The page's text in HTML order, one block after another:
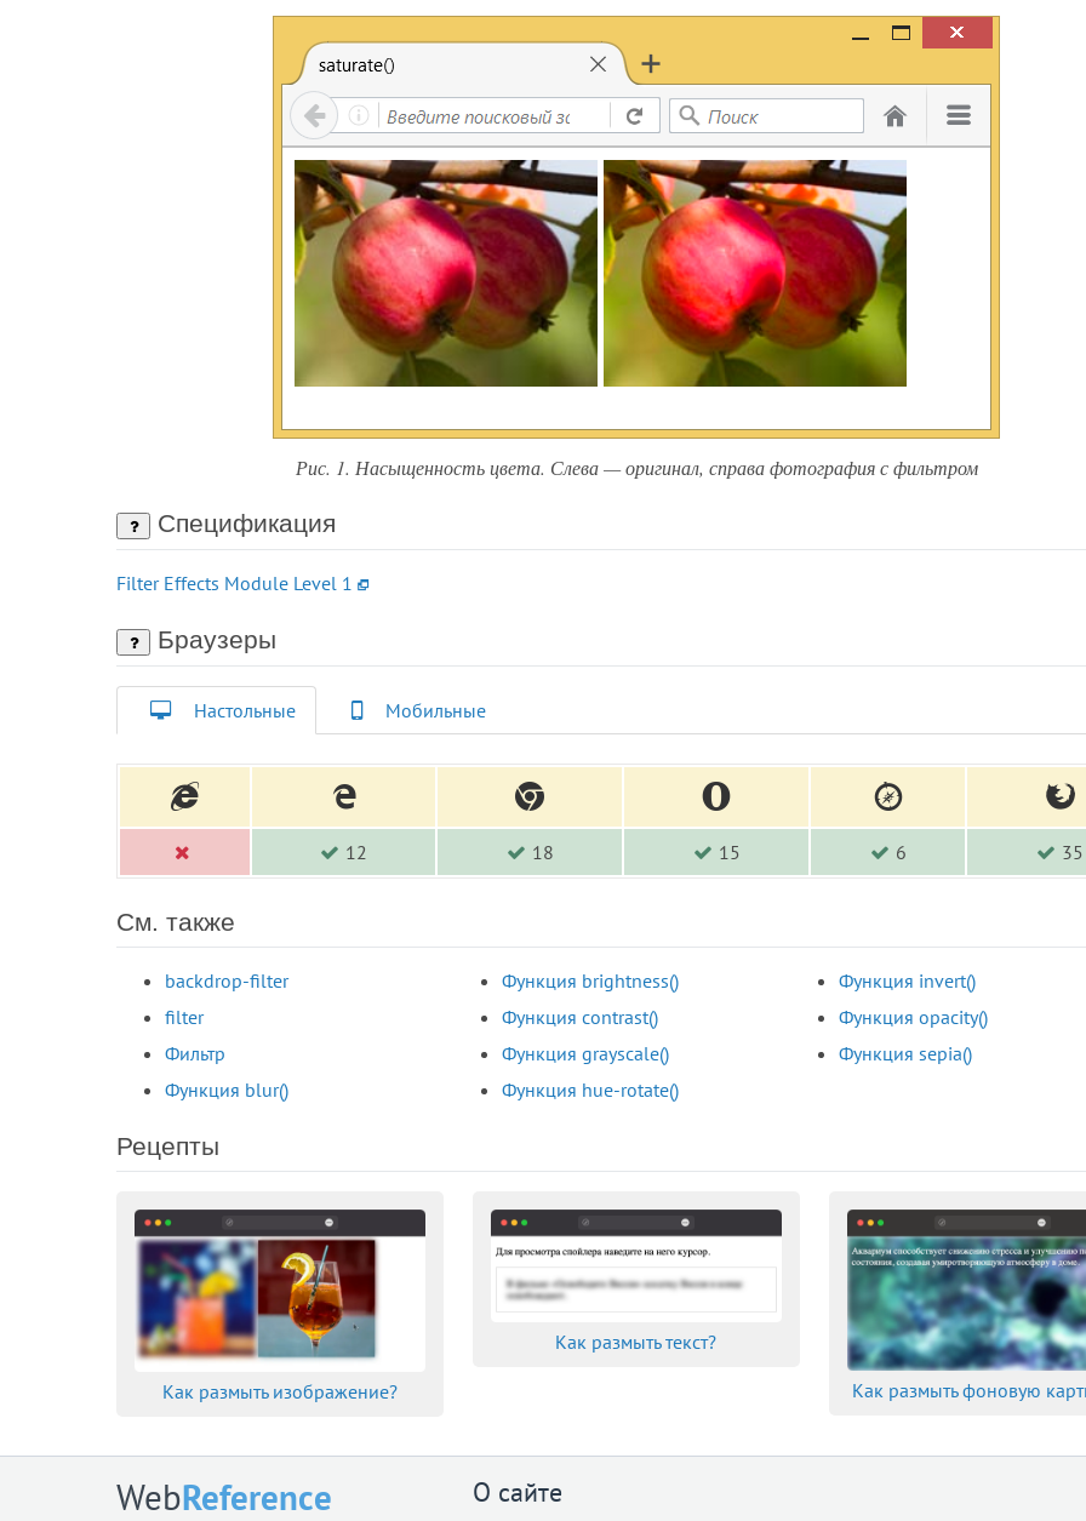
Рис. 1. Насыщенность цвета. Слева — оригинал, справа фотография с фильтром
Спецификация
Filter Effects Module Level 1
Браузеры
Настольные Мобильные
12 18 15 6 35
См. также
backdrop-filter
filter
Фильтр
Функция blur()
Функция brightness()
Функция contrast()
Функция grayscale()
Функция hue-rotate()
Функция invert()
Функция opacity()
Функция sepia()
Рецепты
Как размыть изображение?
Как размыть текст?
Как размыть фоновую
WebReference О сайте